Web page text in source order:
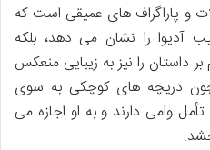
و پاراگراف های عمیقی است که
آدیوا را نشان می دهد، بلکه
را نیز به زیبایی منعکس
دریچه های کوچکی به سوی
وامی دارند و به او اجازه می